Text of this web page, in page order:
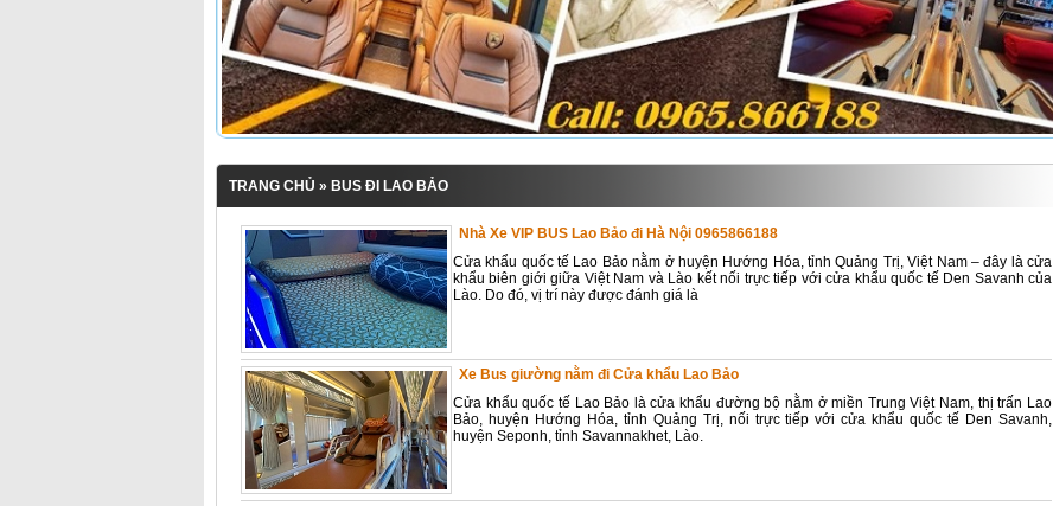
TRANG CHỦ » BUS ĐI LAO BẢO
Nhà Xe VIP BUS Lao Bảo đi Hà Nội 0965866188
Cửa khẩu quốc tế Lao Bảo nằm ở huyện Hướng Hóa, tỉnh Quảng Trị, Việt Nam – đây là cửa
khẩu biên giới giữa Việt Nam và Lào kết nối trực tiếp với cửa khẩu quốc tế Den Savanh của
Lào. Do đó, vị trí này được đánh giá là
Xe Bus giường nằm đi Cửa khẩu Lao Bảo
Cửa khẩu quốc tế Lao Bảo là cửa khẩu đường bộ nằm ở miền Trung Việt Nam, thị trấn Lao
Bảo, huyện Hướng Hóa, tỉnh Quảng Trị, nối trực tiếp với cửa khẩu quốc tế Den Savanh,
huyện Seponh, tỉnh Savannakhet, Lào.